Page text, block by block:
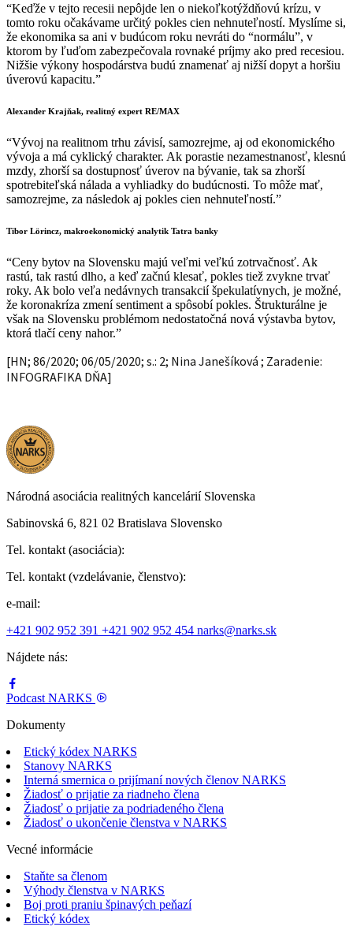
“Keďže v tejto recesii nepôjde len o niekoľkotýždňovú krízu, v
tomto roku očakávame určitý pokles cien nehnuteľností. Myslíme si,
že ekonomika sa ani v budúcom roku nevráti do “normálu”, v
ktorom by ľuďom zabezpečovala rovnaké príjmy ako pred recesiou.
Nižšie výkony hospodárstva budú znamenať aj nižší dopyt a horšiu
úverovú kapacitu.”
Alexander Krajňak, realitný expert RE/MAX
“Vývoj na realitnom trhu závisí, samozrejme, aj od ekonomického
vývoja a má cyklický charakter. Ak porastie nezamestnanosť, klesnú
mzdy, zhorší sa dostupnosť úverov na bývanie, tak sa zhorší
spotrebiteľská nálada a vyhliadky do budúcnosti. To môže mať,
samozrejme, za následok aj pokles cien nehnuteľností.”
Tibor Lörincz, makroekonomický analytik Tatra banky
“Ceny bytov na Slovensku majú veľmi veľkú zotrvačnosť. Ak
rastú, tak rastú dlho, a keď začnú klesať, pokles tiež zvykne trvať
roky. Ak bolo veľa nedávnych transakcií špekulatívnych, je možné,
že koronakríza zmení sentiment a spôsobí pokles. Štrukturálne je
však na Slovensku problémom nedostatočná nová výstavba bytov,
ktorá tlačí ceny nahor.”
[HN; 86/2020; 06/05/2020; s.: 2; Nina Janešíková ; Zaradenie:
INFOGRAFIKA DŇA]
Národná asociácia realitných kancelárií Slovenska
Sabinovská 6, 821 02 Bratislava Slovensko
Tel. kontakt (asociácia):
Tel. kontakt (vzdelávanie, členstvo):
e-mail:
+421 902 952 391 +421 902 952 454 narks@narks.sk
Nájdete nás:
Podcast NARKS
Dokumenty
Etický kódex NARKS
Stanovy NARKS
Interná smernica o prijímaní nových členov NARKS
Žiadosť o prijatie za riadneho člena
Žiadosť o prijatie za podriadeného člena
Žiadosť o ukončenie členstva v NARKS
Vecné informácie
Staňte sa členom
Výhody členstva v NARKS
Boj proti praniu špinavých peňazí
Etický kódex